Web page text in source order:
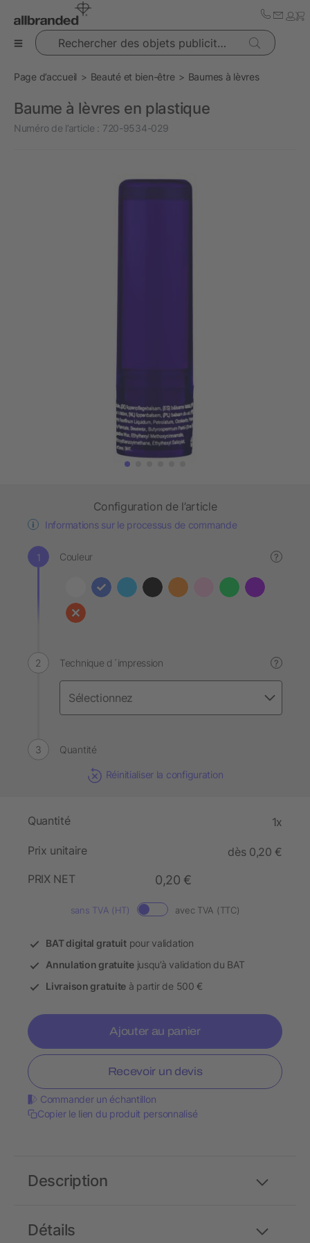
Rechercher des objets publicitaires
Page d’accueil Beauté et bien-être Baumes à lèvres
Baume à lèvres en plastique
Numéro de l’article : 720-9534-029
Configuration de l’article
Informations sur le processus de commande
Couleur ?
Technique d´impression ?
Quantité
Réinitialiser la configuration
Quantité 1x
Prix unitaire
dès 0,20 €
PRIX NET
0,20 €
sans TVA (HT) avec TVA (TTC)
BAT digital gratuitpour validation
Annulation gratuitejusqu’à validation du BAT
Livraison gratuite à partir de 500 €
Ajouter au panier
Recevoir un devis
Commander un échantillon
Copier le lien du produit personnalisé
Détails
Description